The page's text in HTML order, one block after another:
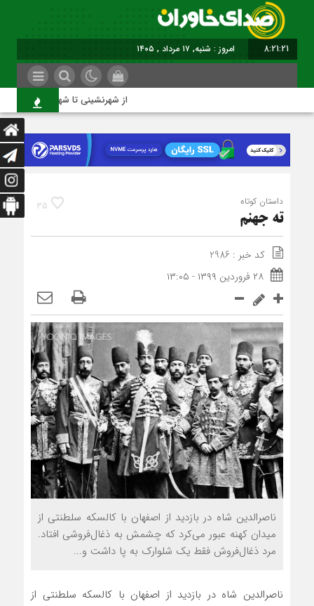
8:21:22 امروز : شنبه, ۱۷ مرداد , ۱۴۰۵
از شهرنشینی تا شهروندی
35 داستان کوتاه
ته جهنم
کد خبر : 2986
۲۸ فروردین ۱۳۹۹ - ۱۳:۰۵
ناصرالدین شاه در بازدید از اصفهان با کالسکه سلطنتی از
میدان کهنه عبور می‌کرد که چشمش به ذغال‌فروشی افتاد.
مرد ذغال‌فروش فقط یک شلوارک به پا داشت و...
ناصرالدین شاه در بازدید از اصفهان با کالسکه سلطنتی از